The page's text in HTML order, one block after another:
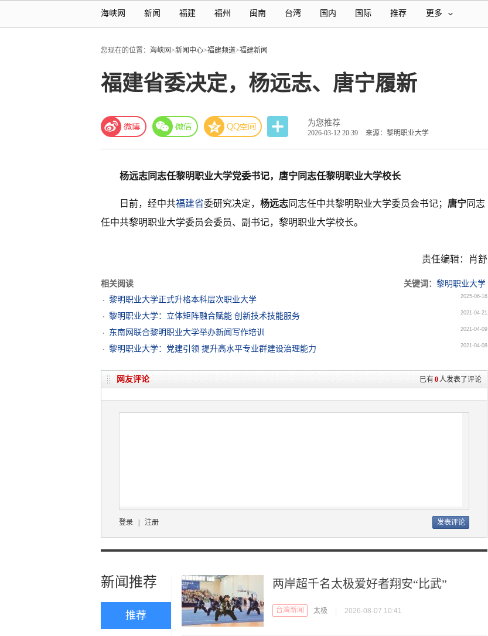
海峡网 新闻 福建 福州 闽南 台湾 国内 国际 推荐 更多
您现在的位置： 海峡网>新闻中心>福建频道>福建新闻
福建省委决定，杨远志、唐宁履新
为您推荐
2026-03-12 20:39 来源：黎明职业大学
杨远志同志任黎明职业大学党委书记，唐宁同志任黎明职业大学校长
日前，经中共福建省委研究决定， 杨远志同志任中共黎明职业大学委员会书记； 唐宁同志
任中共黎明职业大学委员会委员、副书记，黎明职业大学校长。
责任编辑：肖舒
相关阅读 关键词： 黎明职业大学
黎明职业大学正式升格本科层次职业大学
2025-06-16
黎明职业大学：立体矩阵融合赋能 创新技术技能服务 2021-04-21
东南网联合黎明职业大学举办新闻写作培训 2021-04-09
黎明职业大学：党建引领 提升高水平专业群建设治理能力 2021-04-08
已有0人发表了评论
网友评论
登录 注册
新闻推荐
推荐
两岸超千名太极爱好者翔安“比武”
台湾新闻 太极 2026-08-07 10:41